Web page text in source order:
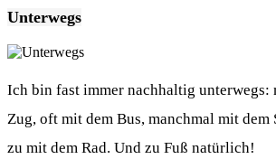
Unterwegs
Ich bin fast immer nachhaltig unterwegs:
Zug, oft mit dem Bus, manchmal mit
zu mit dem Rad. Und zu Fuß natürlich!